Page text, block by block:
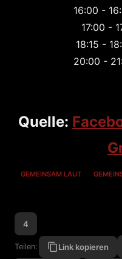
16:00 -
17:00 -
18:15 -
20:00 -
Quelle:
GEMEINSAM LAUT
4
Teilen: Link kopieren